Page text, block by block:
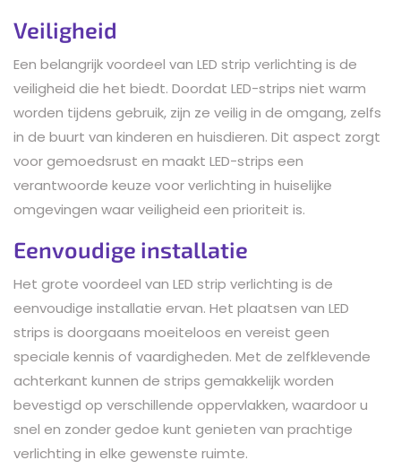
Veiligheid
Een belangrijk voordeel van LED strip verlichting is de
veiligheid die het biedt. Doordat LED-strips niet warm
worden tijdens gebruik, zijn ze veilig in de omgang, zelfs
in de buurt van kinderen en huisdieren. Dit aspect zorgt
voor gemoedsrust en maakt LED-strips een
verantwoorde keuze voor verlichting in huiselijke
omgevingen waar veiligheid een prioriteit is.
Eenvoudige installatie
Het grote voordeel van LED strip verlichting is de
eenvoudige installatie ervan. Het plaatsen van LED
strips is doorgaans moeiteloos en vereist geen
speciale kennis of vaardigheden. Met de zelfklevende
achterkant kunnen de strips gemakkelijk worden
bevestigd op verschillende oppervlakken, waardoor u
snel en zonder gedoe kunt genieten van prachtige
verlichting in elke gewenste ruimte.